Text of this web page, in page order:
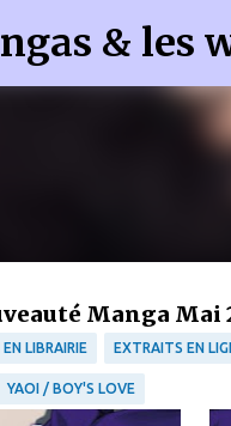
& les
Manga Mai
LIBRAIRIE EXTRAITS EN
YAOI / BOY'S LOVE